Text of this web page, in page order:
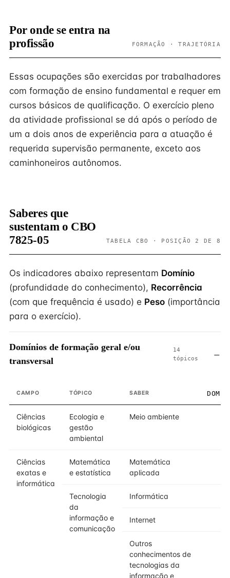
Por onde se entra na
profissão
FORMAÇÃO · TRAJETÓRIA
Essas ocupações são exercidas por trabalhadores
com formação de ensino fundamental e requer em
cursos básicos de qualificação. O exercício pleno
da atividade profissional se dá após o período de
um a dois anos de experiência para a atuação é
requerida supervisão permanente, exceto aos
caminhoneiros autônomos.
Saberes que
sustentam o CBO
7825-05
TABELA CBO · POSIÇÃO 2 DE 8
Os indicadores abaixo representam Domínio
(profundidade do conhecimento), Recorrência
(com que frequência é usado) e Peso (importância
para o exercício).
Domínios de formação geral e/ou
transversal
14
tópicos
CAMPO TÓPICO SABER
Ciências
biológicas
Ecologia e
gestão
ambiental
Meio ambiente
Ciências
exatas e
informática
Matemática
e estatística
Matemática
aplicada
Tecnologia
da
informação e
comunicação
Informática
Internet
Outros
conhecimentos de
tecnologias da
informação e